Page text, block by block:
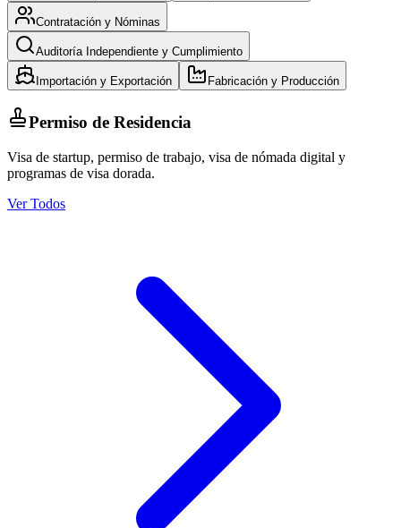
Contratación y Nóminas
Auditoría Independiente y Cumplimiento
Importación y Exportación Fabricación y Producción
Permiso de Residencia
Visa de startup, permiso de trabajo, visa de nómada digital y
programas de visa dorada.
Ver Todos